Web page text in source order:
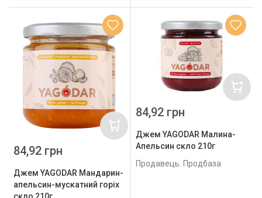
Джем YAGODAR Мандарин-
апельсин-мускатний горіх
84,92 грн
Джем YAGODAR Малина-
Апельсин скло 210г
Продавець: Продбаза
84,92 грн